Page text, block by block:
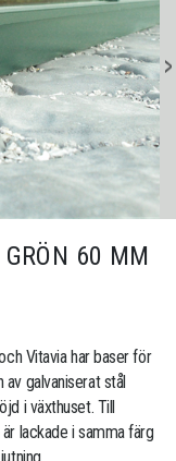
60 MM
Vitavia har baser för
galvaniserat stål
i växthuset. Till
lackade i samma färg